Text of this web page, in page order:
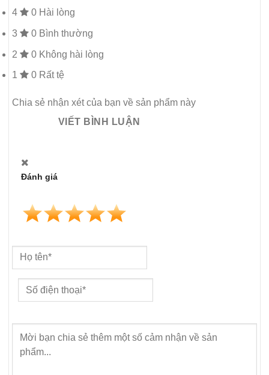
4 0 Hài lòng
3 0 Bình thường
2 0 Không hài lòng
1 0 Rất tệ
Chia sẻ nhận xét của bạn về sản phẩm này
VIẾT BÌNH LUẬN
Đánh giá